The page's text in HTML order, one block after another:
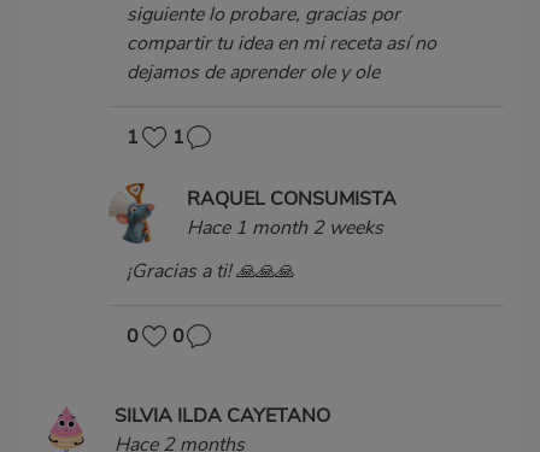
siguiente lo probare, gracias por
compartir tu idea en mi receta así no
dejamos de aprender ole y ole
1 1
RAQUEL CONSUMISTA
Hace 1 month 2 weeks
¡Gracias a ti! 🙏🙏🙏
0 0
SILVIA ILDA CAYETANO
Hace 2 months